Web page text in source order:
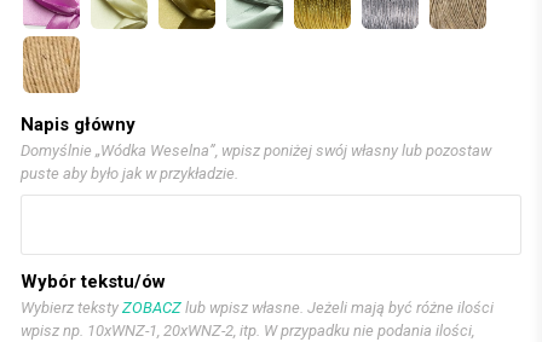
Napis główny
Domyślnie „Wódka Weselna”, wpisz poniżej swój własny lub pozostaw
puste aby było jak w przykładzie.
Wybór tekstu/ów
Wybierz teksty ZOBACZ lub wpisz własne. Jeżeli mają być różne ilości
wpisz np. 10xWNZ-1, 20xWNZ-2, itp. W przypadku nie podania ilości,